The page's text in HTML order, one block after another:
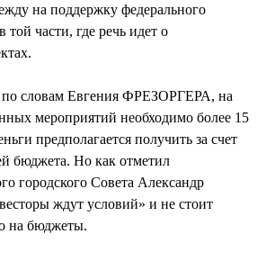
на поддержку федерального
части, где речь идет о
по словам Евгения ФРЕЗОРГЕРА, на
мероприятий необходимо более 15
предполагается получить за счет
бюджета. Но как отметил
городского Совета Александр
ждут условий» и не стоит
на бюджеты.